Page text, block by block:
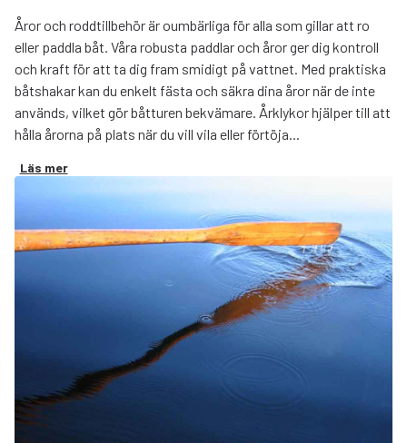
Åror och roddtillbehör är oumbärliga för alla som gillar att ro
eller paddla båt. Våra robusta paddlar och åror ger dig kontroll
och kraft för att ta dig fram smidigt på vattnet. Med praktiska
båtshakar kan du enkelt fästa och säkra dina åror när de inte
används, vilket gör båtturen bekvämare. Årklykor hjälper till att
hålla årorna på plats när du vill vila eller förtöja...
Läs mer